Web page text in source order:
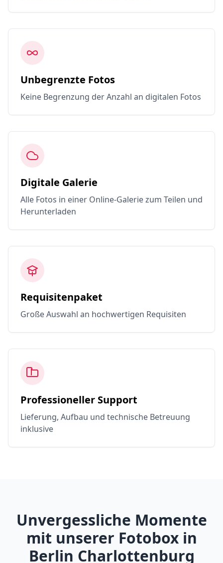
Unbegrenzte Fotos
Keine Begrenzung der Anzahl an digitalen Fotos
Digitale Galerie
Alle Fotos in einer Online-Galerie zum Teilen und
Herunterladen
Requisitenpaket
Große Auswahl an hochwertigen Requisiten
Professioneller Support
Lieferung, Aufbau und technische Betreuung
inklusive
Unvergessliche Momente
mit unserer Fotobox in
Berlin Charlottenburg